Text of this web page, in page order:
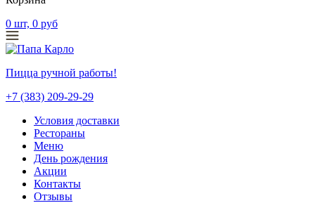
0 шт, 0 руб
Пицца ручной работы!
+7 (383) 209-29-29
Условия доставки
Рестораны
Меню
День рождения
Акции
Контакты
Отзывы